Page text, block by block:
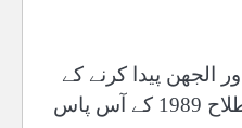
الجھن پیدا کرنے کے
لیے مسلسل پروپیگنڈہ کیا جاتا ہے جو ایک قوم کو یکجا رکھتی ہیں۔ ہائبرڈ وارفیئر کی اصطلاح 1989 کے آس پاس